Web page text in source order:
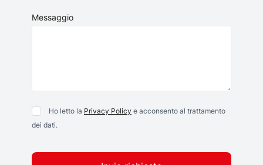
Messaggio
Ho letto la Privacy Policy e acconsento al trattamento
dei dati.